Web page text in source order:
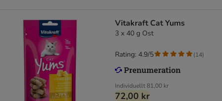
Vitakraft Cat Yums
3 x 40 g Ost
Individuellt81,00 kr
72,00 kr
Rating: 4.9/5 (14)